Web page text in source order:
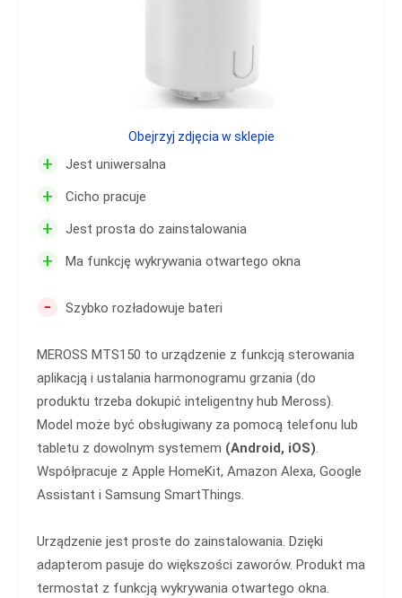
+ Jest uniwersalna
+ Cicho pracuje
+ Jest prosta do zainstalowania
+ Ma funkcję wykrywania otwartego okna
- Szybko rozładowuje bateri
MEROSS MTS150 to urządzenie z funkcją sterowania
aplikacją i ustalania harmonogramu grzania (do
produktu trzeba dokupić inteligentny hub Meross).
Model może być obsługiwany za pomocą telefonu lub
tabletu z dowolnym systemem (Android, iOS).
Współpracuje z Apple HomeKit, Amazon Alexa, Google
Assistant i Samsung SmartThings.
Urządzenie jest proste do zainstalowania. Dzięki
adapterom pasuje do większości zaworów. Produkt ma
termostat z funkcją wykrywania otwartego okna.
Obejrzyj zdjęcia w sklepie